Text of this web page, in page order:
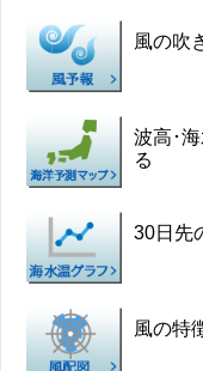
風の吹
波高･
る
30日先
風の特